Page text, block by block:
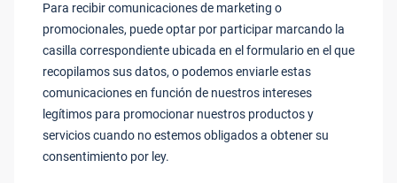
Para recibir comunicaciones de marketing o
promocionales, puede optar por participar marcando la
casilla correspondiente ubicada en el formulario en el que
recopilamos sus datos, o podemos enviarle estas
comunicaciones en función de nuestros intereses
legítimos para promocionar nuestros productos y
servicios cuando no estemos obligados a obtener su
consentimiento por ley.